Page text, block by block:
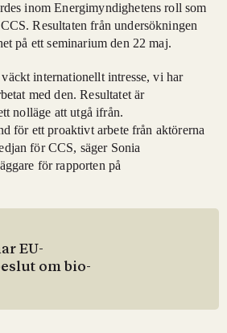
inom Energimyndighetens roll som
Resultaten från undersökningen
på ett seminarium den 22 maj.
internationellt intresse, vi har
med den. Resultatet är
nolläge att utgå ifrån.
för ett proaktivt arbete från aktörerna
för CCS, säger Sonia
för rapporten på
EU-
om bio-